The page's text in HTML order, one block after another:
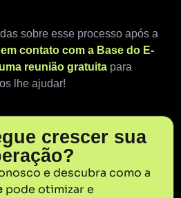
sobre esse processo após a
contato com a Base do E-
reunião gratuita para
lhe ajudar!
crescer sua
e descubra como a
pode otimizar e